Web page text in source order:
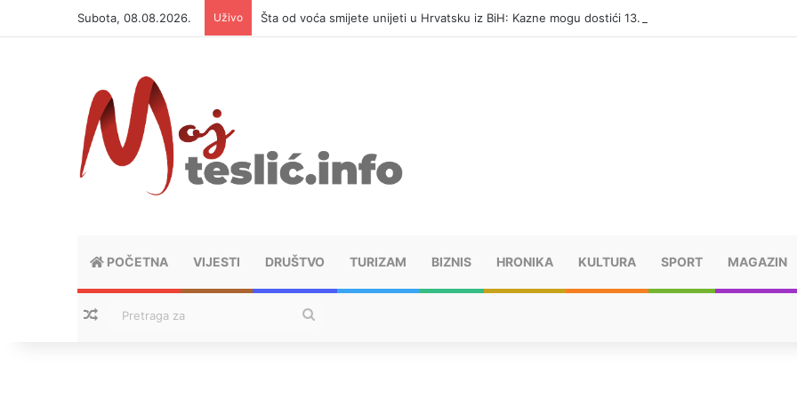
Subota, 08.08.2026. Uživo Šta od voća smijete unijeti u Hrvatsku iz BiH: Kazne mogu dostići 13.260 evra
POČETNA VIJESTI DRUŠTVO TURIZAM BIZNIS HRONIKA KULTURA SPORT MAGAZIN
Nasumični tekstovi